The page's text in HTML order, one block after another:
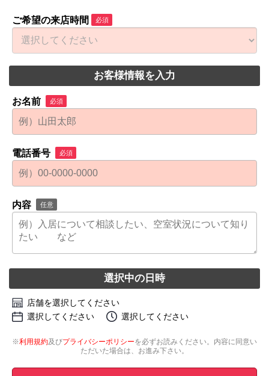
ご希望の来店時間 必須
お客様情報を入力
お名前 必須
電話番号 必須
内容 任意
選択中の日時
店舗を選択してください
選択してください
選択してください
※利用規約及びプライバシーポリシーを必ずお読みください。内容に同意い
ただいた場合は、お進み下さい。